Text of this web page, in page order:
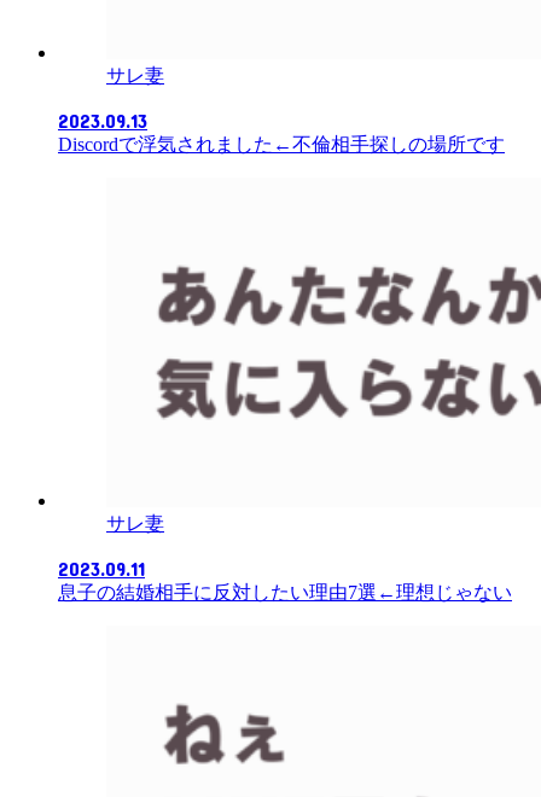
サレ妻
2023.09.13
Discordで浮気されました←不倫相手探しの場所です
サレ妻
2023.09.11
息子の結婚相手に反対したい理由7選←理想じゃない